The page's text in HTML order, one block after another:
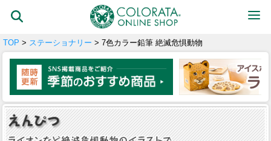
TOP > ステーショナリー > 7色カラー鉛筆 絶滅危惧動物